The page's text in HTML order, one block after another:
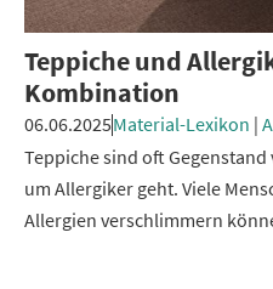
Teppiche und
Kombination
06.06.2025Material-Lexikon |
Teppiche sind oft
um Allergiker geht. Viele
Allergien verschlimmern